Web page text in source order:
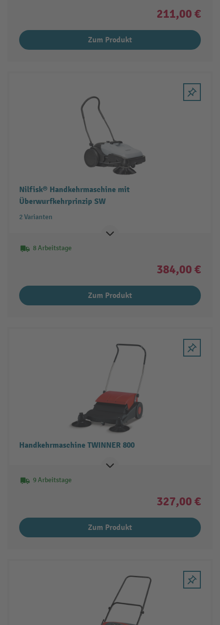
211,00 €
Zum Produkt
Nilfisk® Handkehrmaschine mit
Überwurfkehrprinzip SW
2 Varianten
8 Arbeitstage
384,00 €
Zum Produkt
Handkehrmaschine TWINNER 800
9 Arbeitstage
327,00 €
Zum Produkt